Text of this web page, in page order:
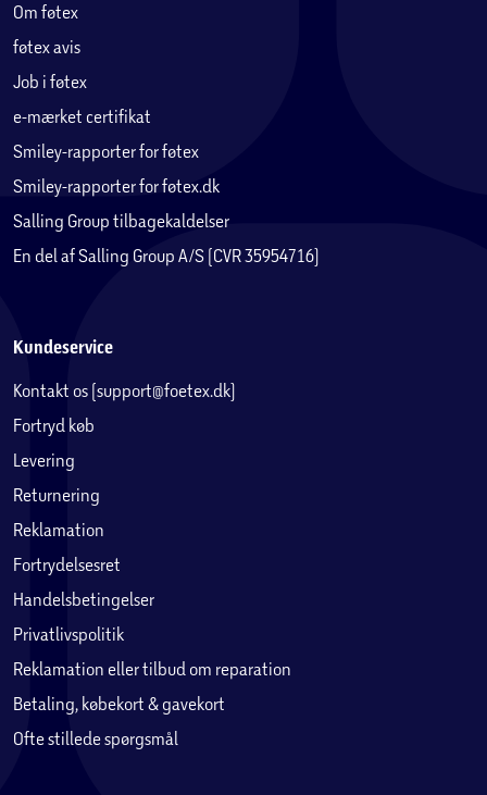
Om føtex
føtex avis
Job i føtex
e-mærket certifikat
Smiley-rapporter for føtex
Smiley-rapporter for føtex.dk
Salling Group tilbagekaldelser
En del af Salling Group A/S (CVR 35954716)
Kundeservice
Kontakt os (support@foetex.dk)
Fortryd køb
Levering
Returnering
Reklamation
Fortrydelsesret
Handelsbetingelser
Privatlivspolitik
Reklamation eller tilbud om reparation
Betaling, købekort & gavekort
Ofte stillede spørgsmål